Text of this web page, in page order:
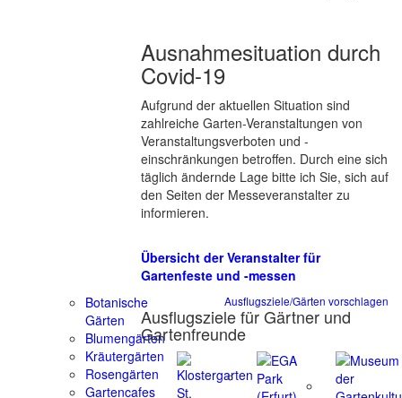
Ausnahmesituation durch
Covid-19
Aufgrund der aktuellen Situation sind
zahlreiche Garten-Veranstaltungen von
Veranstaltungsverboten und -
einschränkungen betroffen. Durch eine sich
täglich ändernde Lage bitte ich Sie, sich auf
den Seiten der Messeveranstalter zu
informieren.
Übersicht der Veranstalter für
Gartenfeste und -messen
Botanische
Gärten
Blumengärten
Kräutergärten
Rosengärten
Gartencafes
Ausflugsziele/Gärten vorschlagen
Ausflugsziele für Gärtner und
Gartenfreunde